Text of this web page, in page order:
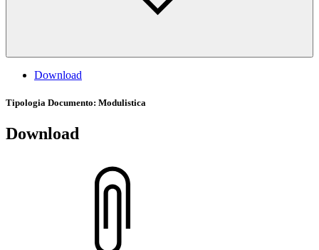
Download
Tipologia Documento: Modulistica
Download